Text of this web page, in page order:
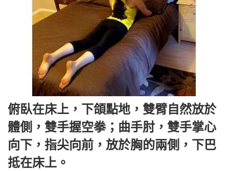
俯臥在床上，下頜點地，雙臂自然放於
體側，雙手握空拳；曲手肘，雙手掌心
向下，指尖向前，放於胸的兩側，下巴
抵在床上。